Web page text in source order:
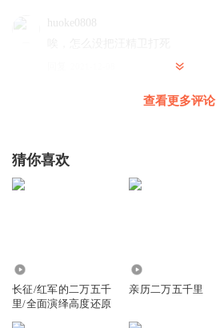
huoke0808
huoke0808 : ……这
听友190393863
汪精卫为什么不杀死？
查看更多评论
猜你喜欢
长征/红军的二万五千
里/全面演绎高度还原
亲历二万五千里